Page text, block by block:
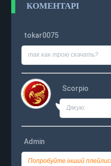
КОМЕНТАРІ
tokar0075
так как трою скачать?
Scorpio
Дякую.
Admin
Попробуйте інший